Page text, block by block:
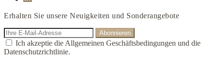
Erhalten Sie unsere Neuigkeiten und Sonderangebote
Ich akzeptie die Allgemeinen Geschäftsbedingungen und die
Datenschutzrichtlinie.